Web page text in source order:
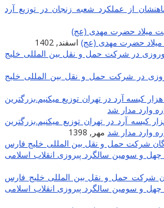
از عملکرد شعبه زنجان در توزیع آرد
میلاد حضرت مهدی (عج) اسفند, 1402
در شرکت حمل و نقل بین المللى خلیج
کیسه آرد در تهران توزیع میکنیم.بزرگترین
وارد مدار شد مهر, 1398
شرکت حمل و نقل بین المللی خلیج فارس
۲۲ بهمن ماه چهل و سومین سالگرد پیروزی انقلاب اسلامی